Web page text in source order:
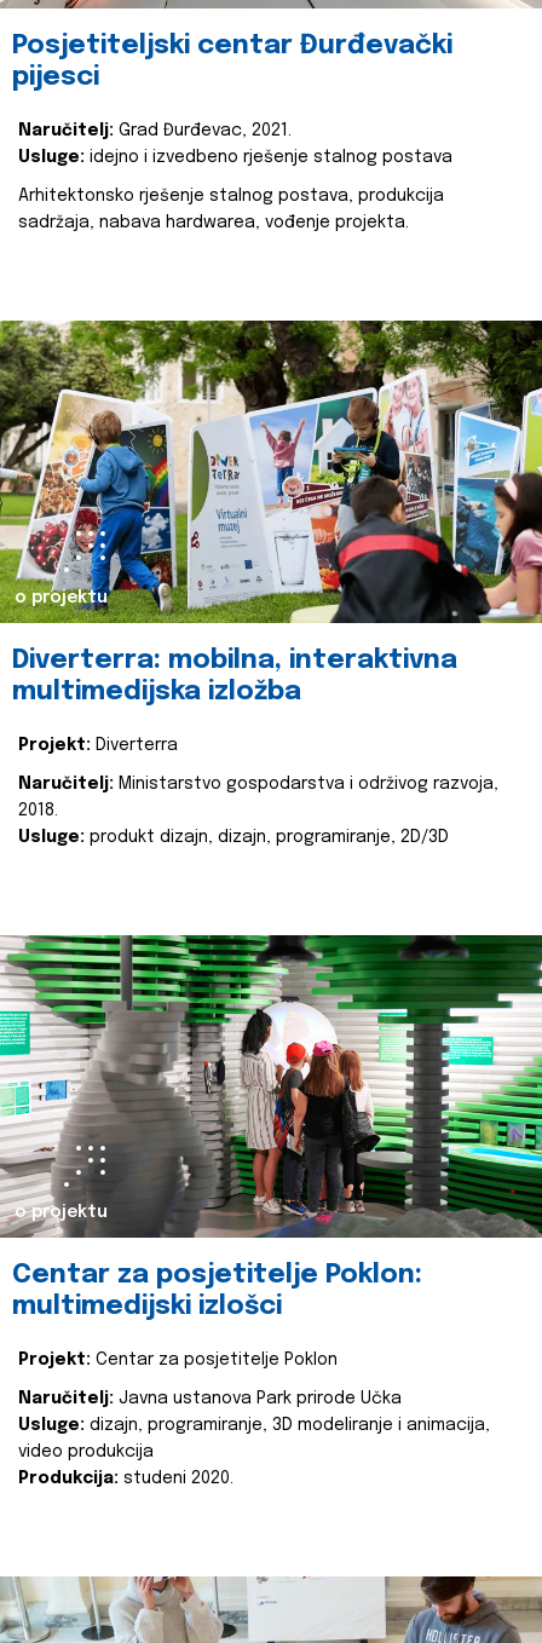
Posjetiteljski centar Đurđevački
pijesci
Naručitelj: Grad Đurđevac, 2021.
Usluge: idejno i izvedbeno rješenje stalnog postava
Arhitektonsko rješenje stalnog postava, produkcija
sadržaja, nabava hardwarea, vođenje projekta.
o projektu
Diverterra: mobilna, interaktivna
multimedijska izložba
Projekt: Diverterra
Naručitelj: Ministarstvo gospodarstva i održivog razvoja,
2018.
Usluge: produkt dizajn, dizajn, programiranje, 2D/3D
o projektu
Centar za posjetitelje Poklon:
multimedijski izlošci
Projekt: Centar za posjetitelje Poklon
Naručitelj: Javna ustanova Park prirode Učka
Usluge: dizajn, programiranje, 3D modeliranje i animacija,
video produkcija
Produkcija: studeni 2020.